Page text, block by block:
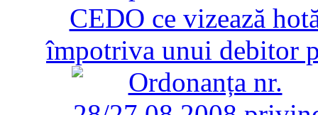
CEDO ce vizează
împotriva unui debitor